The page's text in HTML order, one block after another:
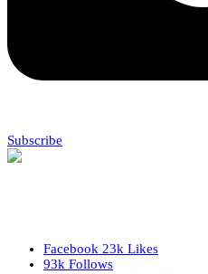
Subscribe
Facebook 23k Likes
93k Follows